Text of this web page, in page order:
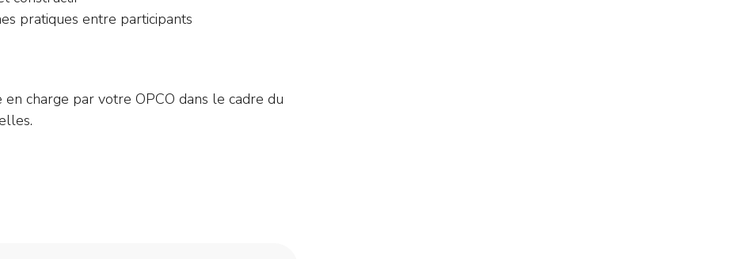
pratiques entre participants
charge par votre OPCO dans le cadre du